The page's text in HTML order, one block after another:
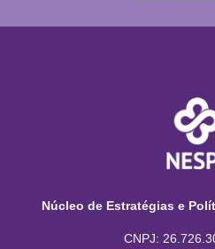
Núcleo de Estratégias e
CNPJ: